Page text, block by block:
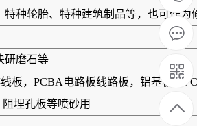
特种轮胎、特种建筑制品等，也可作
研磨石等
线板，PCBA电路板线路板，铝基板，
埋孔板等喷砂用